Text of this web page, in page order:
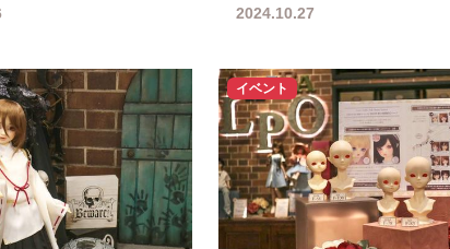
2024.10.27
イベント